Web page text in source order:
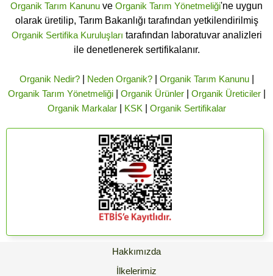
Organik Tarım Kanunu ve Organik Tarım Yönetmeliği'ne uygun
olarak üretilip, Tarım Bakanlığı tarafından yetkilendirilmiş
Organik Sertifika Kuruluşları tarafından laboratuvar analizleri
ile denetlenerek sertifikalanır.
Organik Nedir?| Neden Organik?| Organik Tarım Kanunu|
Organik Tarım Yönetmeliği| Organik Ürünler| Organik Üreticiler|
Organik Markalar| KSK Organik Sertifikalar
Hakkımızda
İlkelerimiz